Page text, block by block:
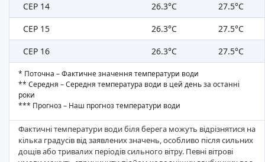
СЕР 14
26.3°C
27.5°C
СЕР 15
26.3°C
27.5°C
СЕР 16
26.3°C 27.5°C
* Поточна – Фактичне значення температури води
** Середня – Середня температура води в цей день за останні
роки
*** Прогноз – Наш прогноз температури води
Фактичні температури води біля берега можуть відрізнятися на
кілька градусів від заявлених значень, особливо після сильних
дощів або тривалих періодів сильного вітру. Певні вітрові